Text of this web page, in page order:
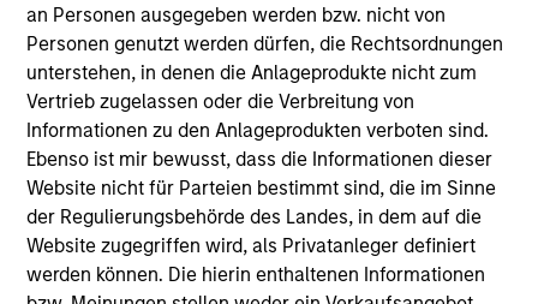
an Personen ausgegeben werden bzw. nicht von
Personen genutzt werden dürfen, die Rechtsordnungen
unterstehen, in denen die Anlageprodukte nicht zum
Vertrieb zugelassen oder die Verbreitung von
Informationen zu den Anlageprodukten verboten sind.
Ebenso ist mir bewusst, dass die Informationen dieser
Website nicht für Parteien bestimmt sind, die im Sinne
der Regulierungsbehörde des Landes, in dem auf die
Website zugegriffen wird, als Privatanleger definiert
werden können. Die hierin enthaltenen Informationen
As of July 25, 2025. The above is provided for informational
and educational purposes only. There is no guarantee that
the investment mentioned resulted in positive performance
(for realized holdings), or will perform well in the future (for
current holdings). The trademarks and service marks above